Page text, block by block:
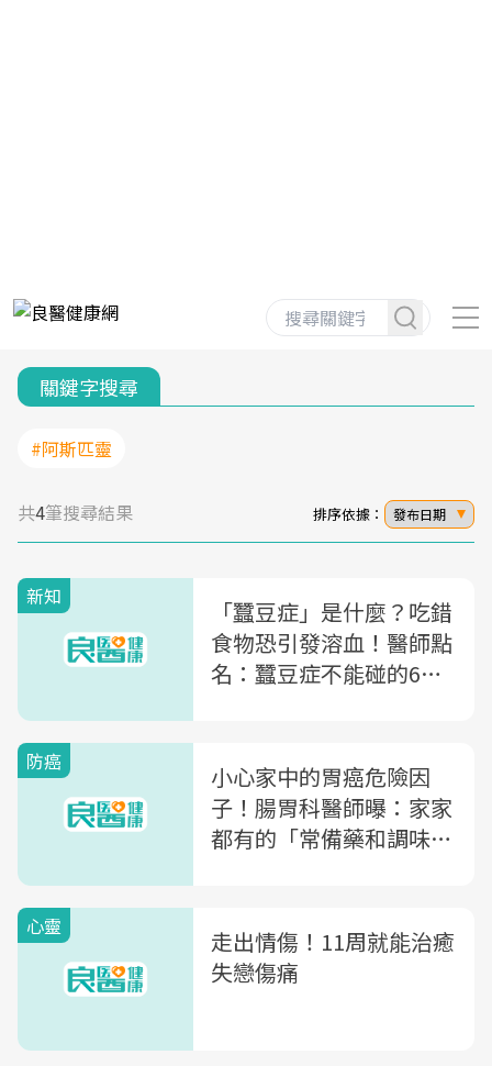
關鍵字搜尋
#阿斯匹靈
共4筆搜尋結果 排序依據： 發布日期
新知
「蠶豆症」是什麼？吃錯
食物恐引發溶血！醫師點
名：蠶豆症不能碰的6大
防癌
小心家中的胃癌危險因
子！腸胃科醫師曝：家家
都有的「常備藥和調味
心靈
走出情傷！11周就能治癒
失戀傷痛